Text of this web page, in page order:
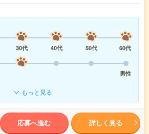
30代 40代 50代
60代
男性
もっと見る
応募へ進む 詳しく見る